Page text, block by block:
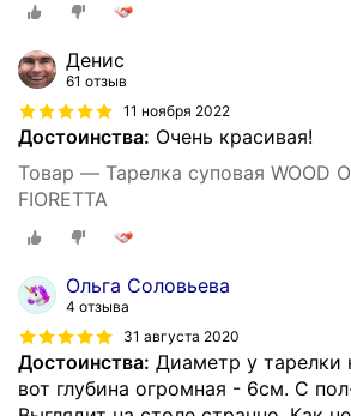
Денис
61 отзыв
11 ноября 2022
Достоинства: Очень красивая!
Товар — Тарелка суповая WOOD
FIORETTA
Ольга Соловьева
4 отзыва
31 августа 2020
Достоинства: Диаметр у
вот глубина огромная - 6см. С